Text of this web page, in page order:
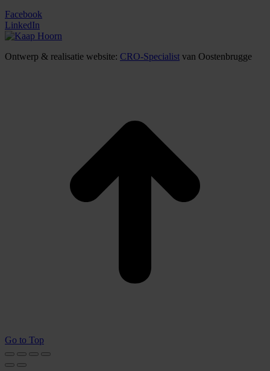
Facebook
LinkedIn
Ontwerp & realisatie website: CRO-Specialist van Oostenbrugge
Go to Top